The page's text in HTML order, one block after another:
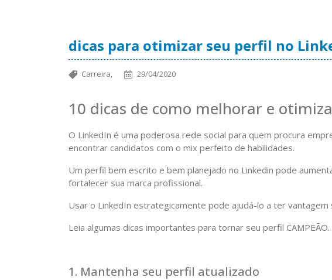
dicas para otimizar seu perfil no
Carreira, 29/04/2020
10 dicas de como melhorar e
O LinkedIn é uma poderosa rede social para quem procura
encontrar candidatos com o mix perfeito de habilidades.
Um perfil bem escrito e bem planejado no Linkedin pode
fortalecer sua marca profissional.
Usar o LinkedIn estrategicamente pode ajudá-lo a ter
Leia algumas dicas importantes para tornar seu perfil CAMPEÃO.
1. Mantenha seu perfil atualizado